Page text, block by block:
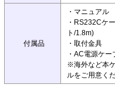
付属品
・マニュアル
・RS232Cケ
ト/1.8m)
・取付金具
・AC電源ケ
※海外など本
ルをご用意く